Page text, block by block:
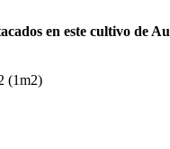
en este cultivo de
(1m2)